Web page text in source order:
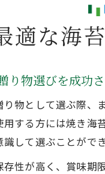
適な海
り物選びを成功
物として選ぶ際、
する方には焼き海
して選ぶことができ
存性が高く、賞味期